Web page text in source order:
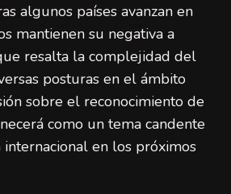
algunos países avanzan en
mantienen su negativa a
resalta la complejidad del
posturas en el ámbito
sobre el reconocimiento de
como un tema candente
en los próximos